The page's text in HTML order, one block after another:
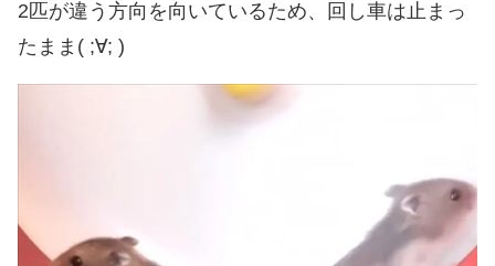
2匹が違う方向を向いているため、回し車は止まっ
たまま( ;∀; )